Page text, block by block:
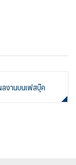
งานบนเฟสบุ๊ค